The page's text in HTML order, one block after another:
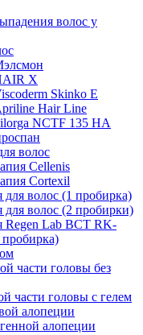
волос у
X
Skinko E
Hair Line
NCTF 135 HA
волос
Cellenis
Cortexil
для волос (1 пробирка)
для волос (2 пробирки)
Regen Lab BCT RK-
части головы без
части головы с гелем
алопеции
алопеции